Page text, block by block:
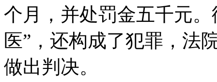
个月，并处罚金五千元
医”，还构成了犯罪，法
做出判决。